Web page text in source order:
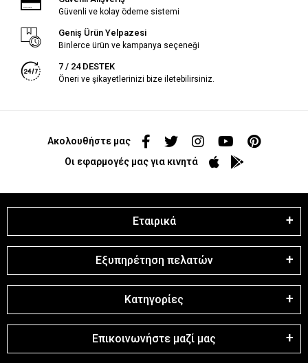
Güvenli ve kolay ödeme sistemi
Geniş Ürün Yelpazesi
Binlerce ürün ve kampanya seçeneği
7 / 24 DESTEK
Öneri ve şikayetlerinizi bize iletebilirsiniz.
Ακολουθήστε μας
Οι εφαρμογές μας για κινητά
Εταιρικά
Εξυπηρέτηση πελατών
Κατηγορίες
Επικοινωνήστε μαζί μας